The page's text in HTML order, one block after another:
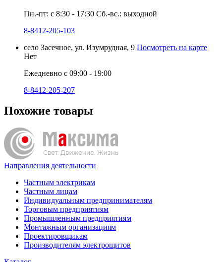
Пн.-пт: с 8:30 - 17:30 Сб.-вс.: выходной
8-8412-205-103
село Засечное, ул. Изумрудная, 9 Посмотреть на карте
Нет
Ежедневно с 09:00 - 19:00
8-8412-205-207
Похожие товары
Направления деятельности
Частным электрикам
Частным лицам
Индивидуальным предпринимателям
Торговым предприятиям
Промышленным предприятиям
Монтажным организациям
Проектировщикам
Производителям электрощитов